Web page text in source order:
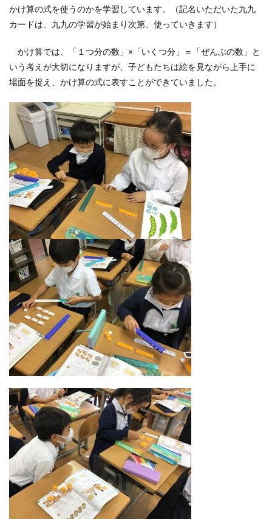
かけ算の式を使うのかを学習しています。（記名いただいた九九
カードは、九九の学習が始まり次第、使っていきます）
かけ算では、「１つ分の数」×「いくつ分」＝「ぜんぶの数」と
いう考えが大切になりますが、子どもたちは絵を見ながら上手に
場面を捉え、かけ算の式に表すことができていました。